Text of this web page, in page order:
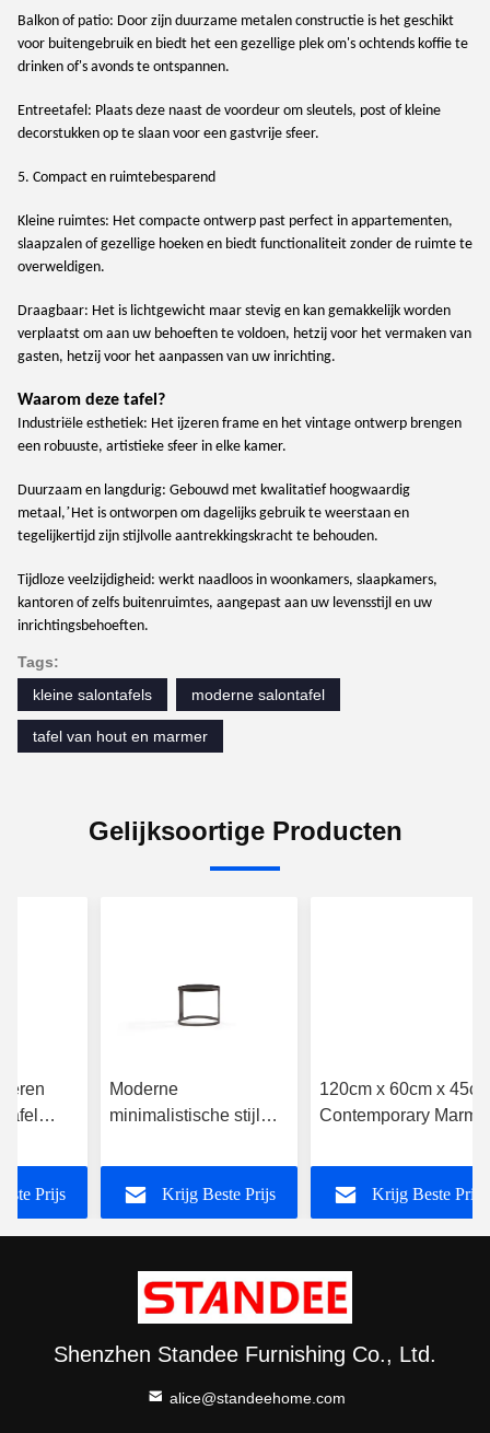
Balkon of patio: Door zijn duurzame metalen constructie is het geschikt
voor buitengebruik en biedt het een gezellige plek om's ochtends koffie te
drinken of's avonds te ontspannen.
Entreetafel: Plaats deze naast de voordeur om sleutels, post of kleine
decorstukken op te slaan voor een gastvrije sfeer.
5. Compact en ruimtebesparend
Kleine ruimtes: Het compacte ontwerp past perfect in appartementen,
slaapzalen of gezellige hoeken en biedt functionaliteit zonder de ruimte te
overweldigen.
Draagbaar: Het is lichtgewicht maar stevig en kan gemakkelijk worden
verplaatst om aan uw behoeften te voldoen, hetzij voor het vermaken van
gasten, hetzij voor het aanpassen van uw inrichting.
Waarom deze tafel?
Industriële esthetiek: Het ijzeren frame en het vintage ontwerp brengen
een robuuste, artistieke sfeer in elke kamer.
Duurzaam en langdurig: Gebouwd met kwalitatief hoogwaardig
metaal,’ Het is ontworpen om dagelijks gebruik te weerstaan en
tegelijkertijd zijn stijlvolle aantrekkingskracht te behouden.
Tijdloze veelzijdigheid: werkt naadloos in woonkamers, slaapkamers,
kantoren of zelfs buitenruimtes, aangepast aan uw levensstijl en uw
inrichtingsbehoeften.
Tags:
kleine salontafels
moderne salontafel
tafel van hout en marmer
Gelijksoortige Producten
Prijs
Moderne
minimalistische stijl
marmer en houten
koffietafelKrijg Beste Prijs
120cm x 60cm x
Contemporary
Voor Huis Hotel
Krijg Beste Prijs
Shenzhen Standee Furnishing Co., Ltd.
alice@standeehome.com